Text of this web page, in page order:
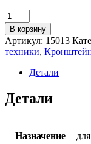
Количество
товара
Кронштейн
Arm
Media
MARS-
(10180)
В корзину
Артикул: 15013
техники,
Детали
Детали
Назначение